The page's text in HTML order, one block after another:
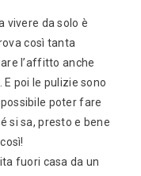
vivere da solo è
così tanta
l’affitto anche
poi le pulizie sono
poter fare
si sa, presto e bene
fuori casa da un